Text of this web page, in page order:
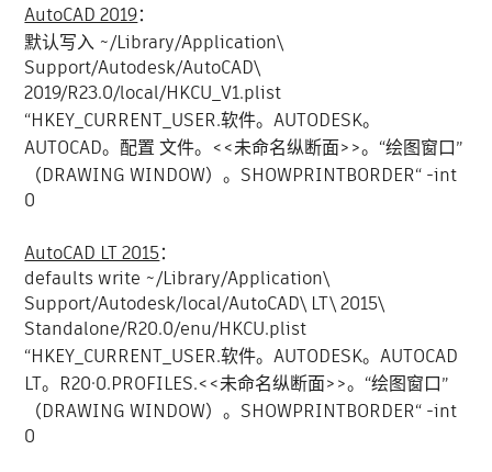
AutoCAD 2019：
默认写入 ~/Library/Application\
Support/Autodesk/AutoCAD\
2019/R23.0/local/HKCU_V1.plist
“HKEY_CURRENT_USER.软件。AUTODESK。
AUTOCAD。配置 文件。<<未命名纵断面>>。“绘图窗口”
（DRAWING WINDOW）。SHOWPRINTBORDER“ -int
0
AutoCAD LT 2015：
defaults write ~/Library/Application\
Support/Autodesk/local/AutoCAD\ LT\ 2015\
Standalone/R20.0/enu/HKCU.plist
“HKEY_CURRENT_USER.软件。AUTODESK。AUTOCAD
LT。R20·0.PROFILES.<<未命名纵断面>>。“绘图窗口”
（DRAWING WINDOW）。SHOWPRINTBORDER“ -int
0